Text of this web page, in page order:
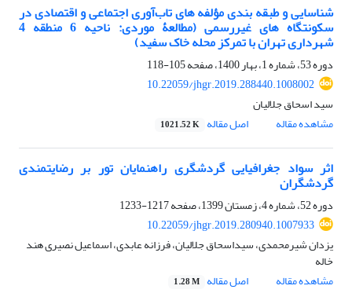
شناسایی و طبقه بندی مؤلفه های تاب‌آوری اجتماعی و اقتصادی در
سکونتگاه های غیررسمی (مطالعۀ موردی: ناحیه 6 منطقه 4
شهرداری تهران با تمرکز محله خاک سفید)
دوره 53، شماره 1، بهار 1400، صفحه
105-118
10.22059/jhgr.2019.288440.1008002
سید اسحاق جلالیان
مشاهده مقاله
اصل مقاله 1021.52 K
اثر سواد جغرافیایی گردشگری راهنمایان تور بر رضایتمندی
گردشگران
دوره 52، شماره 4، زمستان 1399، صفحه
1217-1233
10.22059/jhgr.2019.280940.1007933
یزدان شیرمحمدی، سیداسحاق جلالیان، فرزانه عابدی، اسماعیل نصیری هند
خاله
مشاهده مقاله
اصل مقاله 1.28 M